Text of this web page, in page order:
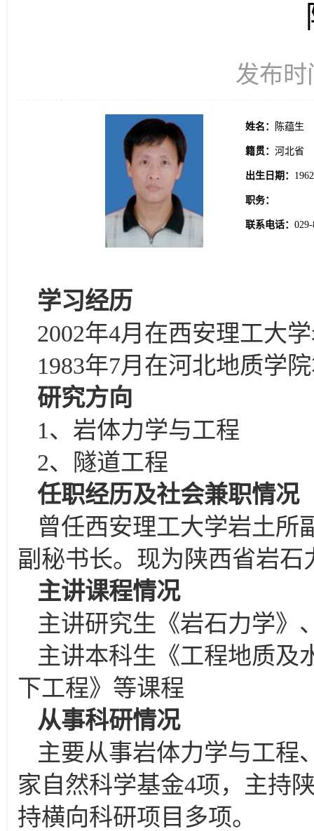
发布时
姓名： 陈蕴生
籍贯： 河北省
出生日期：
职务：
联系电话：
学习经历
2002年4月在西安理工大
1983年7月在河北地质学
研究方向
1、岩体力学与工程
2、隧道工程
任职经历及社会兼职情况
曾任西安理工大学岩土所
副秘书长。现为陕西省岩
主讲课程情况
主讲研究生《岩石力学》
主讲本科生《工程地质及
下工程》等课程
从事科研情况
主要从事岩体力学与工程
家自然科学基金4项，主持
持横向科研项目多项。